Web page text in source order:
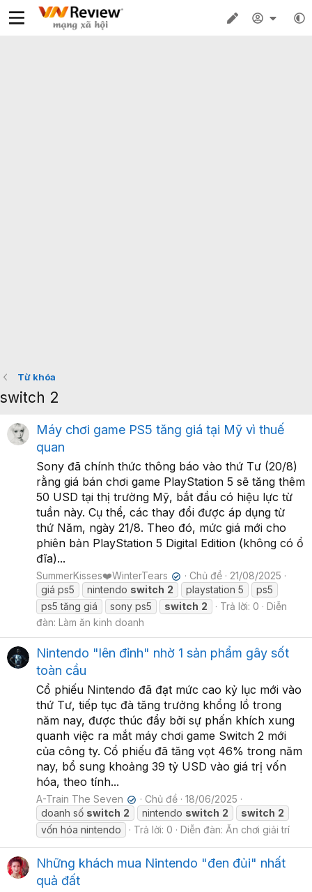
Từ khóa
switch 2
Máy chơi game PS5 tăng giá tại Mỹ vì thuế
quan
Sony đã chính thức thông báo vào thứ Tư (20/8)
rằng giá bán chơi game PlayStation 5 sẽ tăng thêm
50 USD tại thị trường Mỹ, bắt đầu có hiệu lực từ
tuần này. Cụ thể, các thay đổi được áp dụng từ
thứ Năm, ngày 21/8. Theo đó, mức giá mới cho
phiên bản PlayStation 5 Digital Edition (không có ổ
đĩa)...
SummerKisses❤️WinterTears ✔ Chủ đề
21/08/2025
giá ps5
nintendo switch 2 playstation 5
ps5
ps5 tăng giá
sony ps5 switch 2 Trả lời: 0
Diễn
đàn: Làm ăn kinh doanh
Nintendo "lên đỉnh" nhờ 1 sản phẩm gây sốt
toàn cầu
Cổ phiếu Nintendo đã đạt mức cao kỷ lục mới vào
thứ Tư, tiếp tục đà tăng trưởng khổng lồ trong
năm nay, được thúc đẩy bởi sự phấn khích xung
quanh việc ra mắt máy chơi game Switch 2 mới
của công ty. Cổ phiếu đã tăng vọt 46% trong năm
nay, bổ sung khoảng 39 tỷ USD vào giá trị vốn
hóa, theo tính...
A-Train The Seven ✔ Chủ đề
18/06/2025
doanh số switch 2 nintendo switch 2 switch 2
vốn hóa nintendo
Trả lời: 0 Diễn đàn: Ăn chơi giải trí
Những khách mua Nintendo "đen đủi" nhất
quả đất